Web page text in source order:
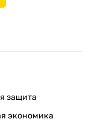
защита
экономика